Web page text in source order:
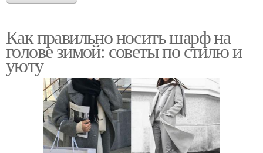
Как правильно носить шарф на
голове зимой: советы по стилю и
уюту